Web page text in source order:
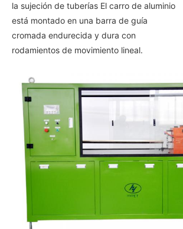
la sujeción de tuberías El carro de aluminio
está montado en una barra de guía
cromada endurecida y dura con
rodamientos de movimiento lineal.